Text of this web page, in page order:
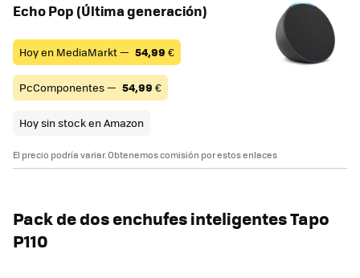
Echo Pop (Última generación)
Hoy en MediaMarkt — 54,99 €
PcComponentes — 54,99 €
Hoy sin stock en Amazon
El precio podría variar. Obtenemos comisión por estos enlaces
Pack de dos enchufes inteligentes Tapo
P110